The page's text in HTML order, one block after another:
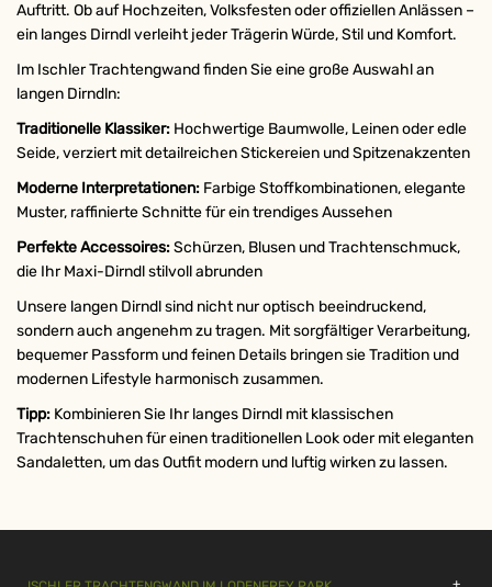
Auftritt. Ob auf Hochzeiten, Volksfesten oder offiziellen Anlässen –
ein langes Dirndl verleiht jeder Trägerin Würde, Stil und Komfort.
Im Ischler Trachtengwand finden Sie eine große Auswahl an
langen Dirndln:
Traditionelle Klassiker: Hochwertige Baumwolle, Leinen oder edle
Seide, verziert mit detailreichen Stickereien und Spitzenakzenten
Moderne Interpretationen: Farbige Stoffkombinationen, elegante
Muster, raffinierte Schnitte für ein trendiges Aussehen
Perfekte Accessoires:Schürzen, Blusen und Trachtenschmuck,
die Ihr Maxi-Dirndl stilvoll abrunden
Unsere langen Dirndl sind nicht nur optisch beeindruckend,
sondern auch angenehm zu tragen. Mit sorgfältiger Verarbeitung,
bequemer Passform und feinen Details bringen sie Tradition und
modernen Lifestyle harmonisch zusammen.
Tipp: Kombinieren Sie Ihr langes Dirndl mit klassischen
Trachtenschuhen für einen traditionellen Look oder mit eleganten
Sandaletten, um das Outfit modern und luftig wirken zu lassen.